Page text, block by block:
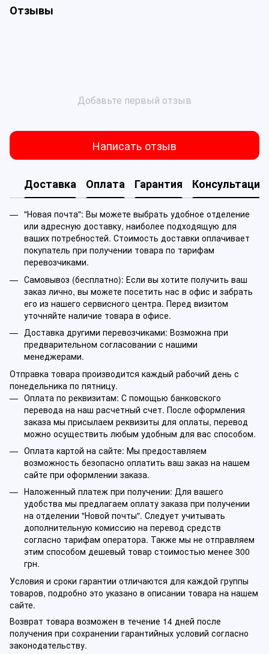
Отзывы
Добавьте первый отзыв
Написать отзыв
Доставка Оплата Гарантия Консультация
"Новая почта": Вы можете выбрать удобное отделение
или адресную доставку, наиболее подходящую для
ваших потребностей. Стоимость доставки оплачивает
покупатель при получении товара по тарифам
перевозчиками.
Самовывоз (бесплатно): Если вы хотите получить ваш
заказ лично, вы можете посетить нас в офис и забрать
его из нашего сервисного центра. Перед визитом
уточняйте наличие товара в офисе.
Доставка другими перевозчиками: Возможна при
предварительном согласовании с нашими
менеджерами.
Отправка товара производится каждый рабочий день с
понедельника по пятницу.
Оплата по реквизитам: С помощью банковского
перевода на наш расчетный счет. После оформления
заказа мы присылаем реквизиты для оплаты, перевод
можно осуществить любым удобным для вас способом.
Оплата картой на сайте: Мы предоставляем
возможность безопасно оплатить ваш заказ на нашем
сайте при оформлении заказа.
Наложенный платеж при получении: Для вашего
удобства мы предлагаем оплату заказа при получении
на отделении "Новой почты". Следует учитывать
дополнительную комиссию на перевод средств
согласно тарифам оператора. Также мы не отправляем
этим способом дешевый товар стоимостью менее 300
грн.
Условия и сроки гарантии отличаются для каждой группы
товаров, подробно это указано в описании товара на нашем
сайте.
Возврат товара возможен в течение 14 дней после
получения при сохранении гарантийных условий согласно
законодательству.